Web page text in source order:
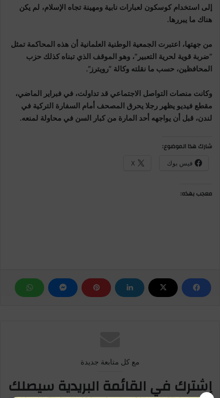
إلى استخدام كوسكون لعبارات نابية ومهينة تجاه الإسلام، لم يكن
هناك ما يبررها.
من جهتها، اعتبرت الجمعية الوطنية العلمانية أن هذه المحاكمة تمثل
“ضربة قوية لحرية التعبير”، وهو الموقف الذي تبناه كذلك حزب
المحافظين، حسب ما نقلته وكالة “رويترز”.
وكانت منصات التواصل الاجتماعي قد تداولت، في فبراير الماضي،
مقطع فيديو يظهر رجلا يحرق المصحف أمام السفارة التركية في
لندن، قبل أن يواجهه أحد المارة من كبار السن في محاولة لمنعه.
شارك هذا الموضوع:
فيس بوك X
معجب بهذه:
مع كل متابعة جديدة
إشترك في القائمة البريدية سيصلك